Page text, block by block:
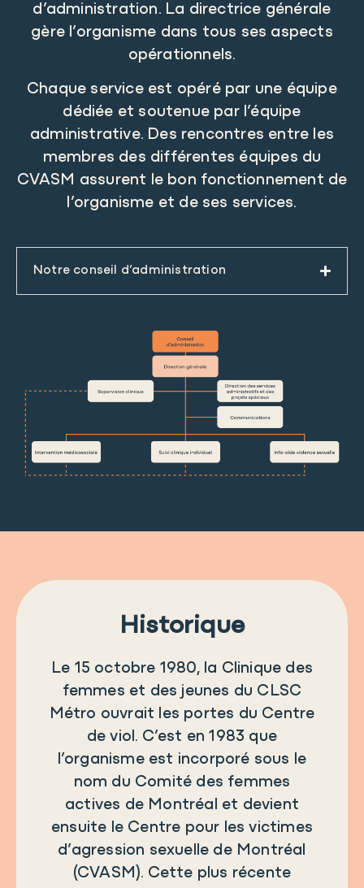
d’administration. La directrice générale
gère l’organisme dans tous ses aspects
opérationnels.
Chaque service est opéré par une équipe
dédiée et soutenue par l’équipe
administrative. Des rencontres entre les
membres des différentes équipes du
CVASM assurent le bon fonctionnement de
l’organisme et de ses services.
Notre conseil d’administration
Historique
Le 15 octobre 1980, la Clinique des
femmes et des jeunes du CLSC
Métro ouvrait les portes du Centre
de viol. C’est en 1983 que
l’organisme est incorporé sous le
nom du Comité des femmes
actives de Montréal et devient
ensuite le Centre pour les victimes
d’agression sexuelle de Montréal
(CVASM). Cette plus récente